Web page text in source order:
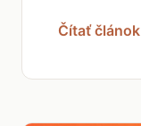
Čítať